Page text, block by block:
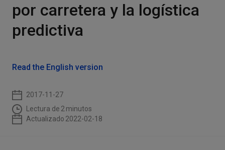
2017-11-27
Lectura de 2 minutos
Actualizado 2022-02-18
Read the English version
por carretera y la logística
predictiva